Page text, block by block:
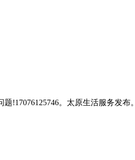
!17076125746。太原生活服务发布。